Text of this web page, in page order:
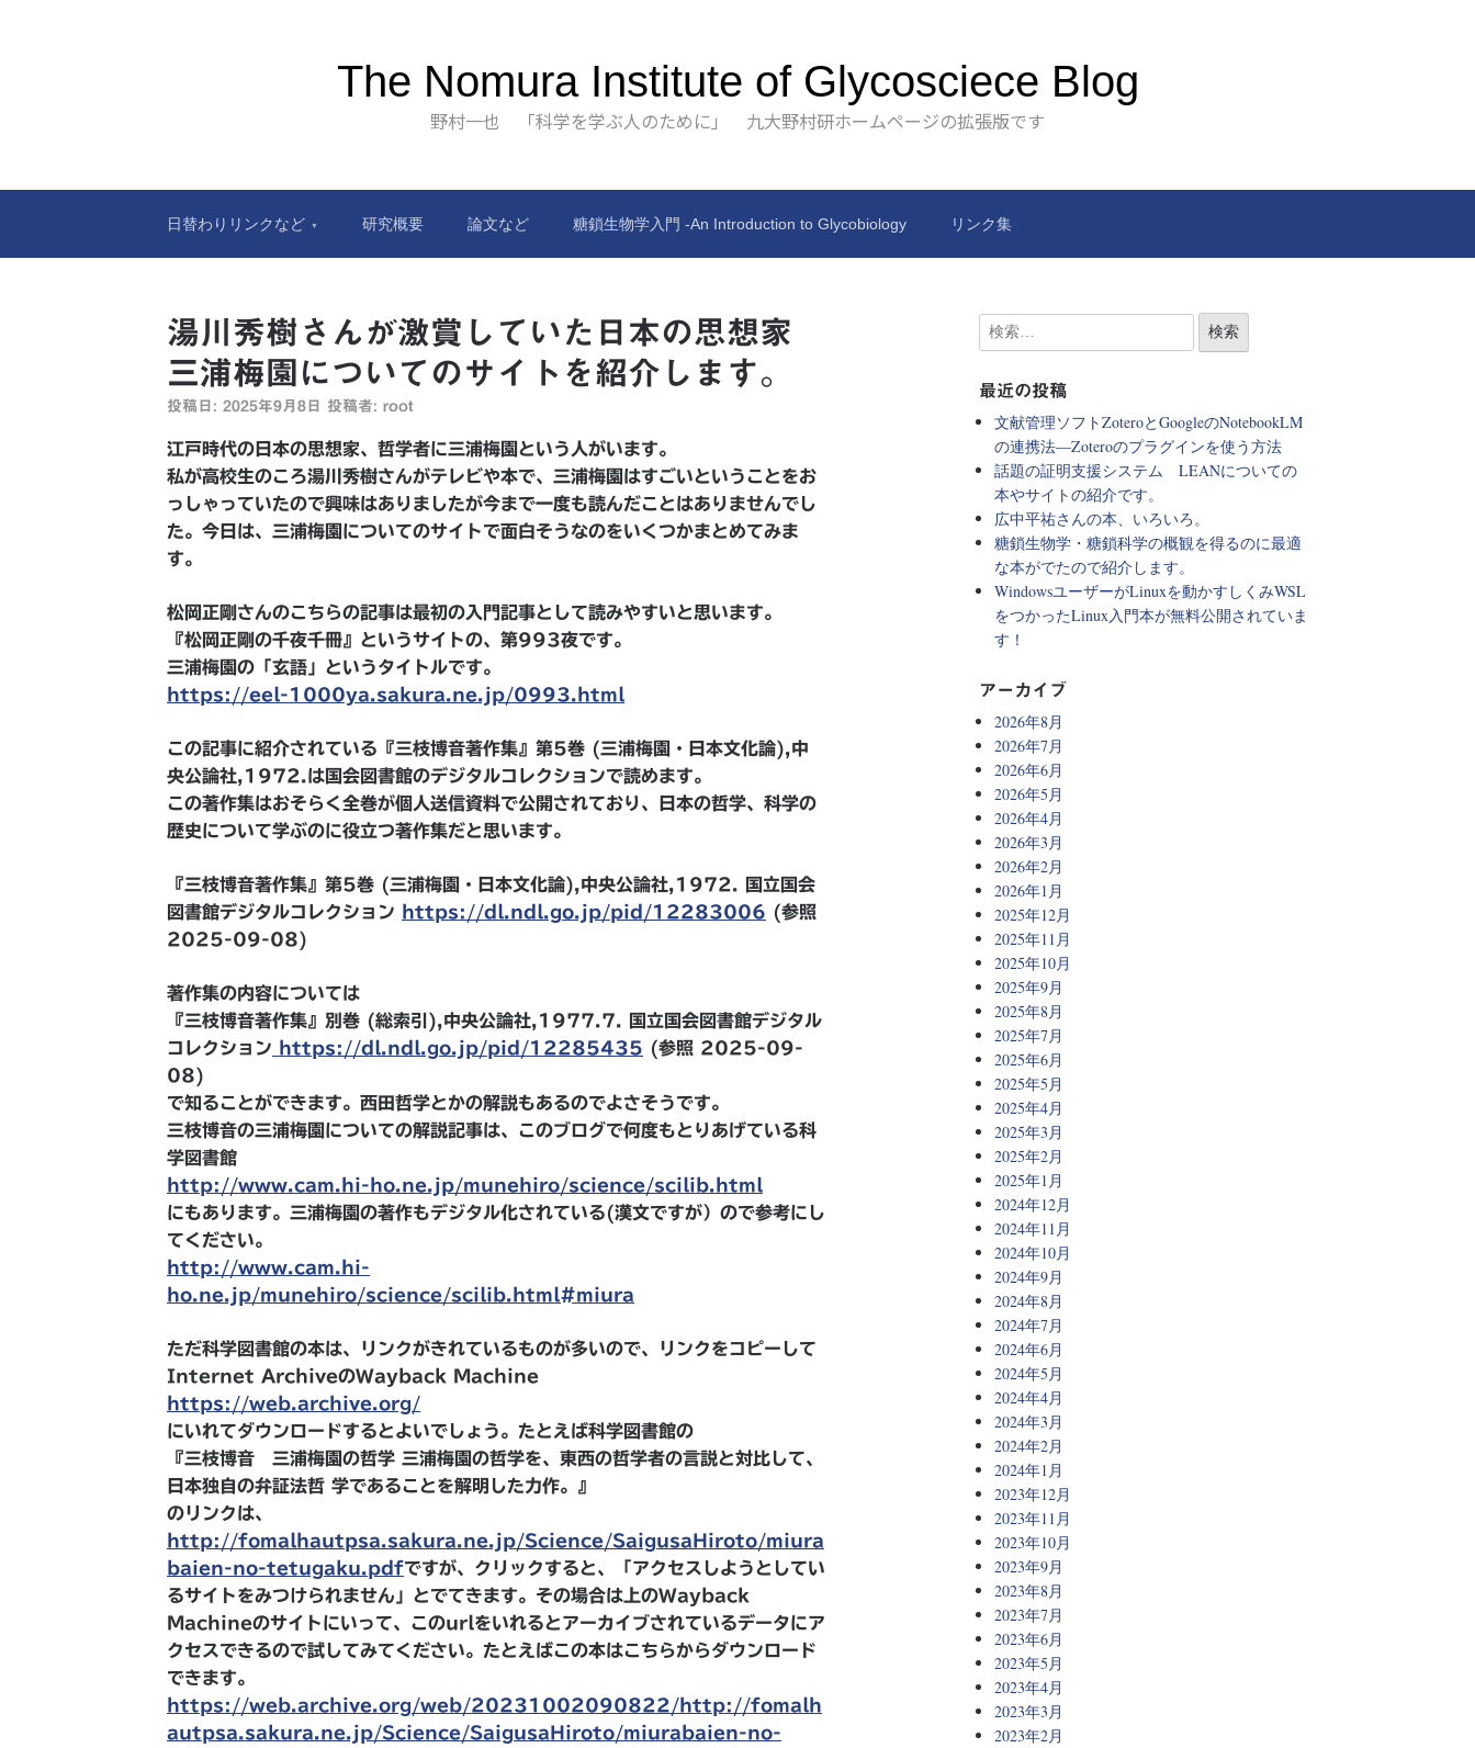
The Nomura Institute of Glycosciece Blog
野村一也 「科学を学ぶ人のために」 九大野村研ホームページの拡張版です
日替わりリンクなど 研究概要 論文など 糖鎖生物学入門 -An Introduction to Glycobiology リンク集
湯川秀樹さんが激賞していた日本の思想家
三浦梅園についてのサイトを紹介します。
投稿日: 2025年9月8日 投稿者: root
江戸時代の日本の思想家、哲学者に三浦梅園という人がいます。
私が高校生のころ湯川秀樹さんがテレビや本で、三浦梅園はすごいということをお
っしゃっていたので興味はありましたが今まで一度も読んだことはありませんでし
た。今日は、三浦梅園についてのサイトで面白そうなのをいくつかまとめてみま
す。
松岡正剛さんのこちらの記事は最初の入門記事として読みやすいと思います。
『松岡正剛の千夜千冊』というサイトの、第993夜です。
三浦梅園の「玄語」というタイトルです。
https://eel-1000ya.sakura.ne.jp/0993.html
この記事に紹介されている『三枝博音著作集』第5巻 (三浦梅園・日本文化論),中
央公論社,1972.は国会図書館のデジタルコレクションで読めます。
この著作集はおそらく全巻が個人送信資料で公開されており、日本の哲学、科学の
歴史について学ぶのに役立つ著作集だと思います。
『三枝博音著作集』第5巻 (三浦梅園・日本文化論),中央公論社,1972. 国立国会
図書館デジタルコレクション
https://dl.ndl.go.jp/pid/12283006 (参照
2025-09-08)
著作集の内容については
『三枝博音著作集』別巻 (総索引),中央公論社,1977.7. 国立国会図書館デジタル
コレクション https://dl.ndl.go.jp/pid/12285435 (参照 2025-09-
08)
で知ることができます。西田哲学とかの解説もあるのでよさそうです。
三枝博音の三浦梅園についての解説記事は、このブログで何度もとりあげている科
学図書館
http://www.cam.hi-ho.ne.jp/munehiro/science/scilib.html
にもあります。三浦梅園の著作もデジタル化されている(漢文ですが）ので参考にし
てください。
http://www.cam.hi-
ho.ne.jp/munehiro/science/scilib.html#miura
ただ科学図書館の本は、リンクがきれているものが多いので、リンクをコピーして
Internet ArchiveのWayback Machine
https://web.archive.org/
にいれてダウンロードするとよいでしょう。たとえば科学図書館の
『三枝博音 三浦梅園の哲学 三浦梅園の哲学を、東西の哲学者の言説と対比して、
日本独自の弁証法哲 学であることを解明した力作。』
のリンクは、
http://fomalhautpsa.sakura.ne.jp/Science/SaigusaHiroto/miura
baien-no-tetugaku.pdfですが、クリックすると、「アクセスしようとしてい
るサイトをみつけられません」とでてきます。その場合は上のWayback
Machineのサイトにいって、このurlをいれるとアーカイブされているデータにア
クセスできるので試してみてください。たとえばこの本はこちらからダウンロード
できます。
https://web.archive.org/web/20231002090822/http://fomalh
autpsa.sakura.ne.jp/Science/SaigusaHiroto/miurabaien-no-
最近の投稿
文献管理ソフトZoteroとGoogleのNotebookLM
の連携法―Zoteroのプラグインを使う方法
話題の証明支援システム LEANについての
本やサイトの紹介です。
広中平祐さんの本、いろいろ。
糖鎖生物学・糖鎖科学の概観を得るのに最適
な本がでたので紹介します。
WindowsユーザーがLinuxを動かすしくみWSL
をつかったLinux入門本が無料公開されていま
す！
アーカイブ
2026年8月
2026年7月
2026年6月
2026年5月
2026年4月
2026年3月
2026年2月
2026年1月
2025年12月
2025年11月
2025年10月
2025年9月
2025年8月
2025年7月
2025年6月
2025年5月
2025年4月
2025年3月
2025年2月
2025年1月
2024年12月
2024年11月
2024年10月
2024年9月
2024年8月
2024年7月
2024年6月
2024年5月
2024年4月
2024年3月
2024年2月
2024年1月
2023年12月
2023年11月
2023年10月
2023年9月
2023年8月
2023年7月
2023年6月
2023年5月
2023年4月
2023年3月
2023年2月